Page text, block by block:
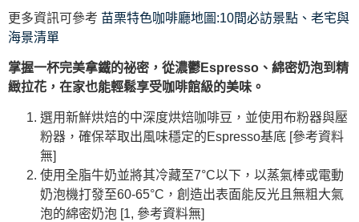
更多資訊可參考 苗栗特色咖啡廳地圖:10間必訪景點、老宅與
海景清單
掌握一杯完美拿鐵的祕密，從濃鬱Espresso、綿密奶泡到精
緻拉花，在家也能輕鬆享受咖啡館級的美味。
選用新鮮烘焙的中深度烘焙咖啡豆，並使用布粉器與壓
粉器，確保萃取出風味穩定的Espresso基底 [參考資料
無]
使用全脂牛奶並將其冷藏至7°C以下，以蒸氣棒或電動
奶泡機打發至60-65°C，創造出表面能反光且無粗大氣
泡的綿密奶泡 [1, 參考資料無]